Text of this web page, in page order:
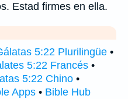
Estad firmes en ella.
5:22 Plurilingüe •
5:22 Francés •
5:22 Chino •
Apps • Bible Hub